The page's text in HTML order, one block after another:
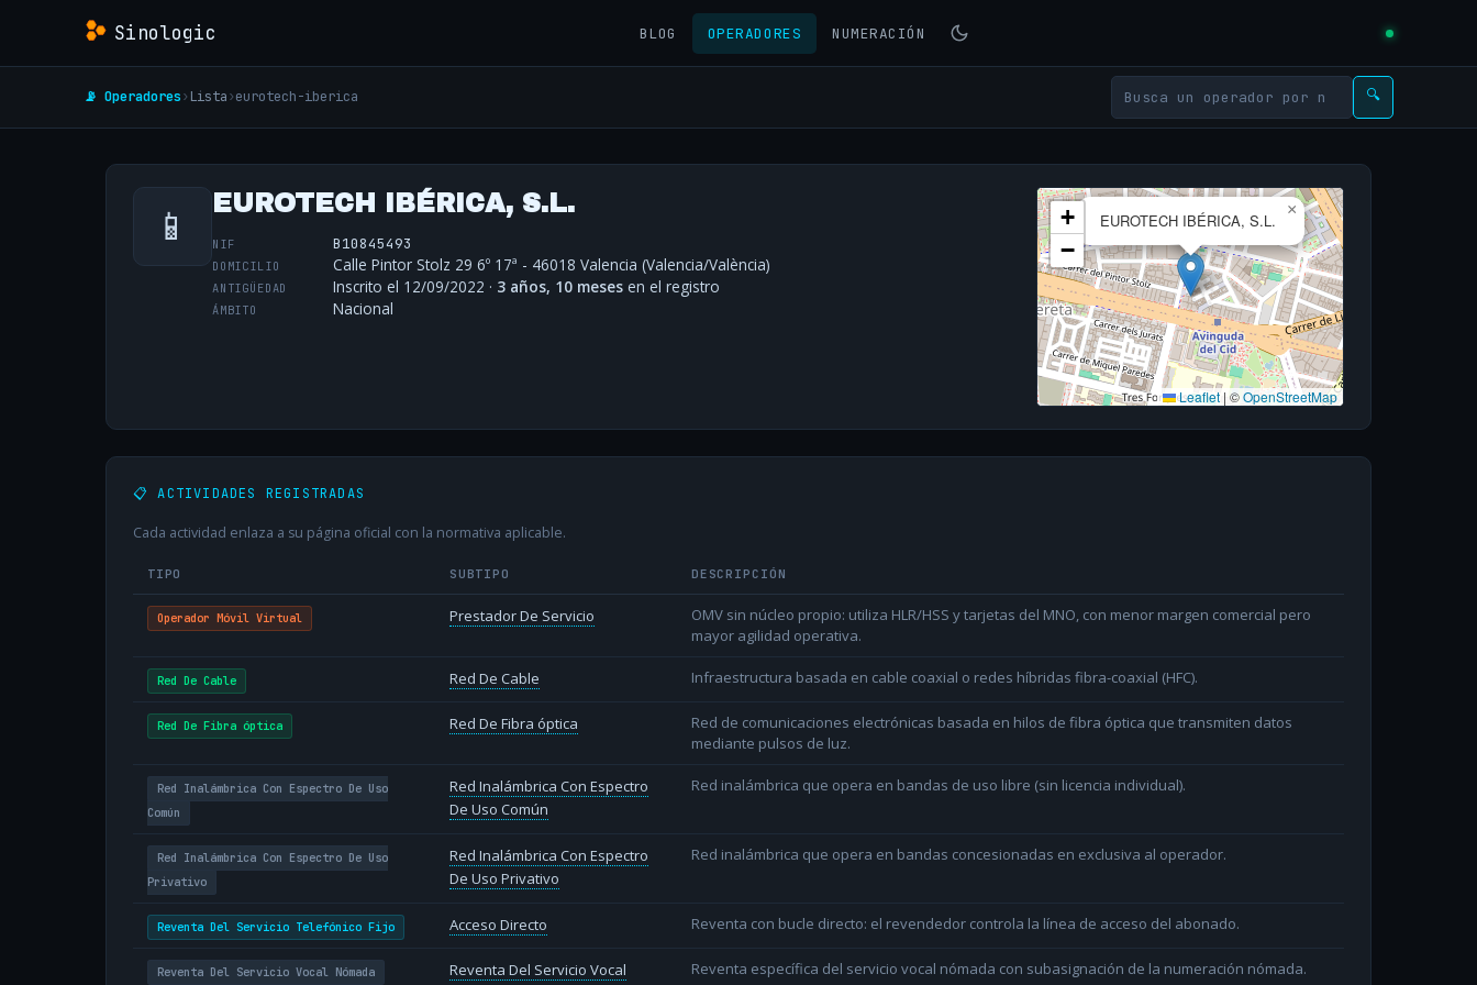
Sinologic BLOG OPERADORES NUMERACIÓN
📡 Operadores› Lista›eurotech-iberica 🔍
📱 EUROTECH IBÉRICA, S.L.
NIF B10845493
DOMICILIO Calle Pintor Stolz 29 6º 17ª - 46018 Valencia (Valencia/València)
ANTIGÜEDAD Inscrito el 12/09/2022 · 3 años, 10 meses en el registro
ÁMBITO Nacional
EUROTECH IBÉRICA, S.L.
×
+
−
Leaflet | ©OpenStreetMap
📋 ACTIVIDADES REGISTRADAS
Cada actividad enlaza a su página oficial con la normativa aplicable.
TIPO SUBTIPO DESCRIPCIÓN
Operador Móvil Virtual Prestador De Servicio
OMV sin núcleo propio: utiliza HLR/HSS y tarjetas del MNO, con menor margen comercial pero
mayor agilidad operativa.
Red De Cable Red De Cable Infraestructura basada en cable coaxial o redes híbridas fibra-coaxial (HFC).
Red De Fibra óptica Red De Fibra óptica
Red de comunicaciones electrónicas basada en hilos de fibra óptica que transmiten datos
mediante pulsos de luz.
Red Inalámbrica Con Espectro De Uso
Común
Red Inalámbrica Con Espectro
De Uso Común
Red inalámbrica que opera en bandas de uso libre (sin licencia individual).
Red Inalámbrica Con Espectro De Uso
Privativo
Red Inalámbrica Con Espectro
De Uso Privativo
Red inalámbrica que opera en bandas concesionadas en exclusiva al operador.
Reventa Del Servicio Telefónico Fijo Acceso Directo Reventa con bucle directo: el revendedor controla la línea de acceso del abonado.
Reventa Del Servicio Vocal Nómada
Reventa Del Servicio Vocal
Reventa específica del servicio vocal nómada con subasignación de la numeración nómada.